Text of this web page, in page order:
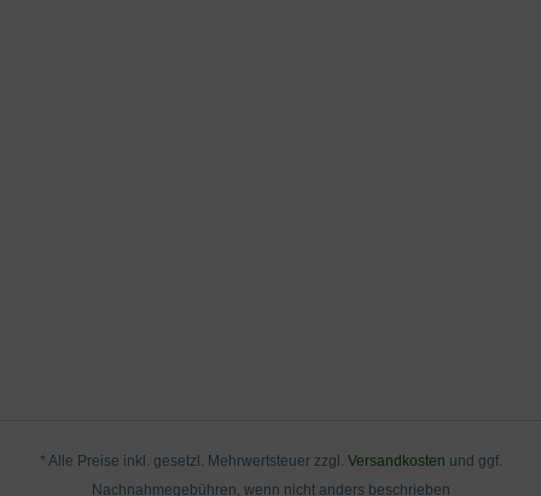
* Alle Preise inkl. gesetzl. Mehrwertsteuer zzgl. Versandkosten und ggf.
Nachnahmegebühren, wenn nicht anders beschrieben